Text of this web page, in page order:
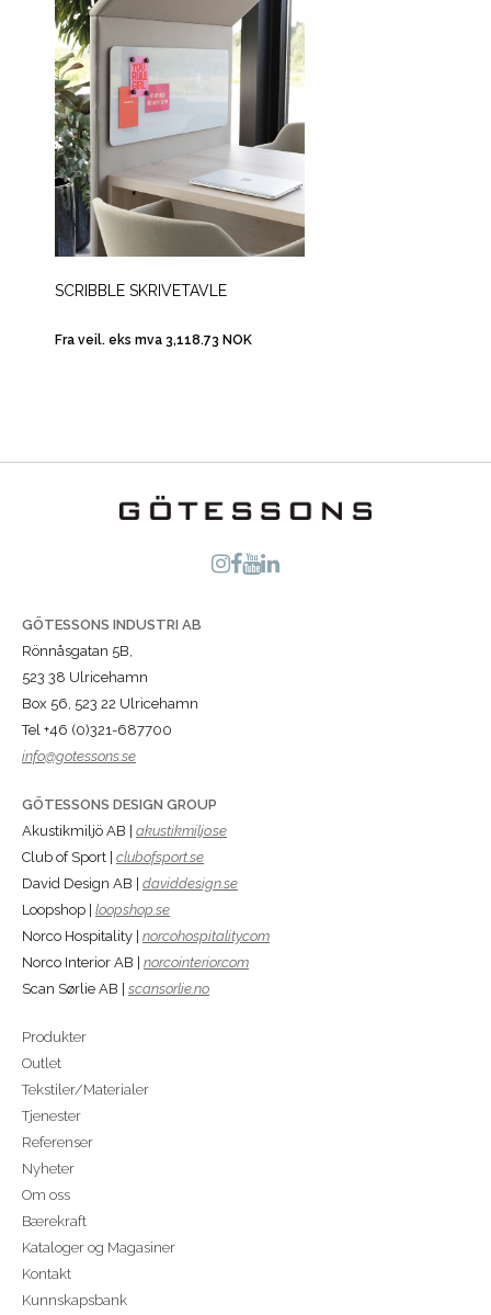
SCRIBBLE SKRIVETAVLE
Fra veil. eks mva 3,118.73 NOK
GÖTESSONS INDUSTRI AB
Rönnåsgatan 5B,
523 38 Ulricehamn
Box 56, 523 22 Ulricehamn
Tel +46 (0)321-687700
info@gotessons.se
GÖTESSONS DESIGN GROUP
Akustikmiljö AB | akustikmiljo.se
Club of Sport | clubofsport.se
David Design AB | daviddesign.se
Loopshop | loopshop.se
Norco Hospitality | norcohospitality.com
Norco Interior AB | norcointerior.com
Scan Sørlie AB | scansorlie.no
Produkter
Outlet
Tekstiler/Materialer
Tjenester
Referenser
Nyheter
Om oss
Bærekraft
Kataloger og Magasiner
Kontakt
Kunnskapsbank